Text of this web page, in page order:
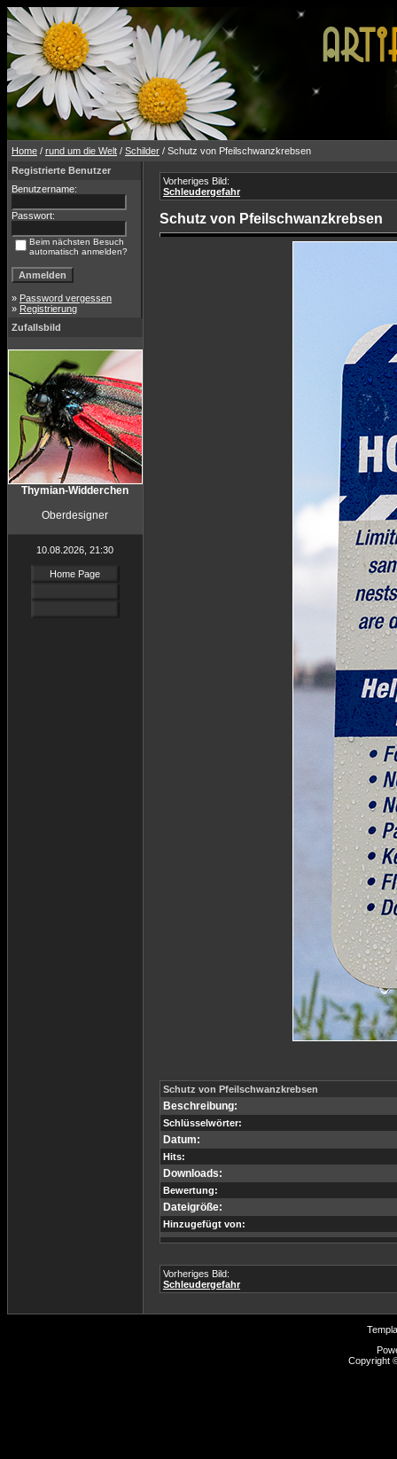
Home / rund um die Welt / Schilder / Schutz von Pfeilschwanzkrebsen
Registrierte Benutzer
Benutzername:
Passwort:
Beim nächsten Besuch
automatisch anmelden?
» Password vergessen
» Registrierung
Zufallsbild
Thymian-Widderchen
Oberdesigner
10.08.2026, 21:30
Home Page
Vorheriges Bild:
Schleudergefahr
Schutz von Pfeilschwanzkrebsen
Schutz von Pfeilschwanzkrebsen
Beschreibung:
Schlüsselwörter:
Datum:
Hits:
Downloads:
Bewertung:
Dateigröße:
Hinzugefügt von:
Vorheriges Bild:
Schleudergefahr
Copyright